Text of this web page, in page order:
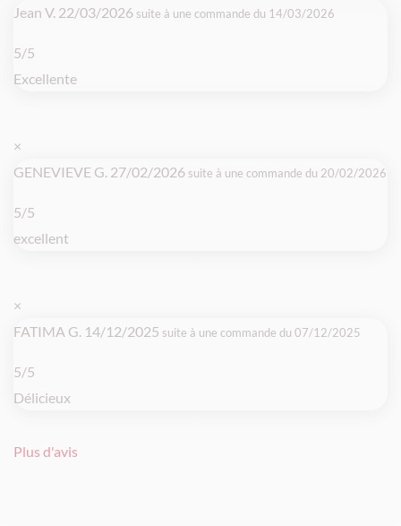
Jean V. 22/03/2026 suite à une commande du 14/03/2026
5/5
Excellente
×
GENEVIEVE G. 27/02/2026 suite à une commande du 20/02/2026
5/5
excellent
×
FATIMA G. 14/12/2025 suite à une commande du 07/12/2025
5/5
Délicieux
Plus d'avis